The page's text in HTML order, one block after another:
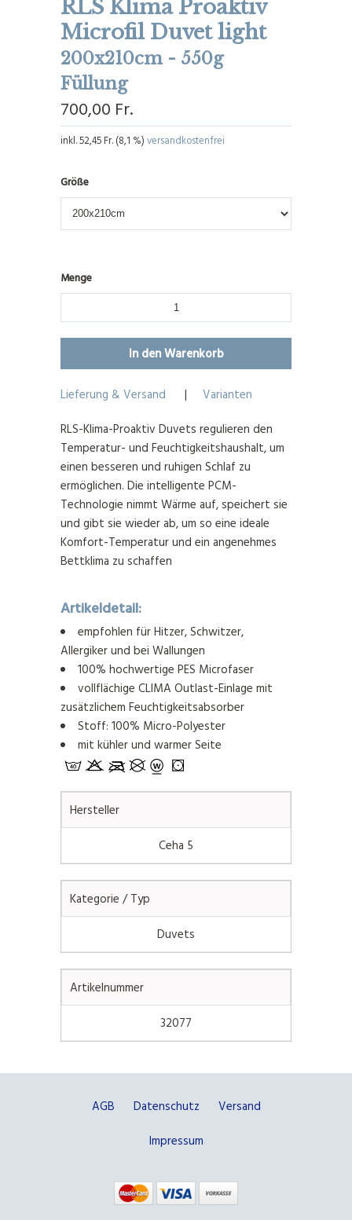
RLS Klima Proaktiv
Microfil Duvet light
200x210cm - 550g
Füllung
700,00 Fr.
inkl.52,45 Fr. (8,1 %)versandkostenfrei
Größe
Menge
Lieferung & Versand |
Varianten
RLS-Klima-Proaktiv Duvets regulieren den
Temperatur- und Feuchtigkeitshaushalt, um
einen besseren und ruhigen Schlaf zu
ermöglichen. Die intelligente PCM-
Technologie nimmt Wärme auf, speichert sie
und gibt sie wieder ab, um so eine ideale
Komfort-Temperatur und ein angenehmes
Bettklima zu schaffen
Artikeldetail:
empfohlen für Hitzer, Schwitzer,
Allergiker und bei Wallungen
100% hochwertige PES Microfaser
vollflächige CLIMA Outlast-Einlage mit
zusätzlichem Feuchtigkeitsabsorber
Stoff: 100% Micro-Polyester
mit kühler und warmer Seite
Hersteller
Ceha 5
Kategorie / Typ
Duvets
Artikelnummer
32077
AGB Datenschutz
Versand
Impressum